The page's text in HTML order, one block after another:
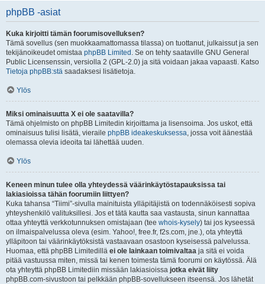
phpBB -asiat
Kuka kirjoitti tämän foorumisovelluksen?
Tämä sovellus (sen muokkaamattomassa tilassa) on tuottanut, julkaissut ja sen
tekijänoikeudet omistaa phpBB Limited . Se on tehty saataville GNU General
Public Licensenssin, versiolla 2 (GPL-2.0) ja sitä voidaan jakaa vapaasti. Katso
Tietoja phpBB:stä saadaksesi lisätietoja.
Ylös
Miksi ominaisuutta X ei ole saatavilla?
Tämä ohjelmisto on phpBB Limitedin kirjoittama ja lisensoima. Jos uskot, että
ominaisuus tulisi lisätä, vieraile phpBB ideakeskuksessa, jossa voit äänestää
olemassa olevia ideoita tai lähettää uuden.
Ylös
Keneen minun tulee olla yhteydessä väärinkäytöstapauksissa tai
lakiasioissa tähän foorumiin liittyen?
Kuka tahansa “Tiimi”-sivulla mainituista ylläpitäjistä on todennäköisesti sopiva
yhteyshenkilö valituksillesi. Jos et tätä kautta saa vastausta, sinun kannattaa
ottaa yhteyttä verkkotunnuksen omistajaan (tee whois-kysely) tai jos kyseessä
on ilmaispalvelussa oleva (esim. Yahoo!, free.fr, f2s.com, jne.), ota yhteyttä
ylläpitoon tai väärinkäytöksistä vastaavaan osastoon kyseisessä palvelussa.
Huomaa, että phpBB Limitedillä ei ole lainkaan toimivaltaa ja sitä ei voida
pitää vastuussa miten, missä tai kenen toimesta tämä foorumi on käytössä. Älä
ota yhteyttä phpBB Limitediin missään lakiasioissa jotka eivät liity
phpBB.com-sivustoon tai pelkkään phpBB-sovellukseen itseensä. Jos lähetät